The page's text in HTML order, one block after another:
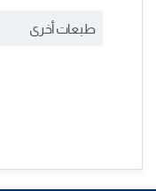
طبعات أخرى